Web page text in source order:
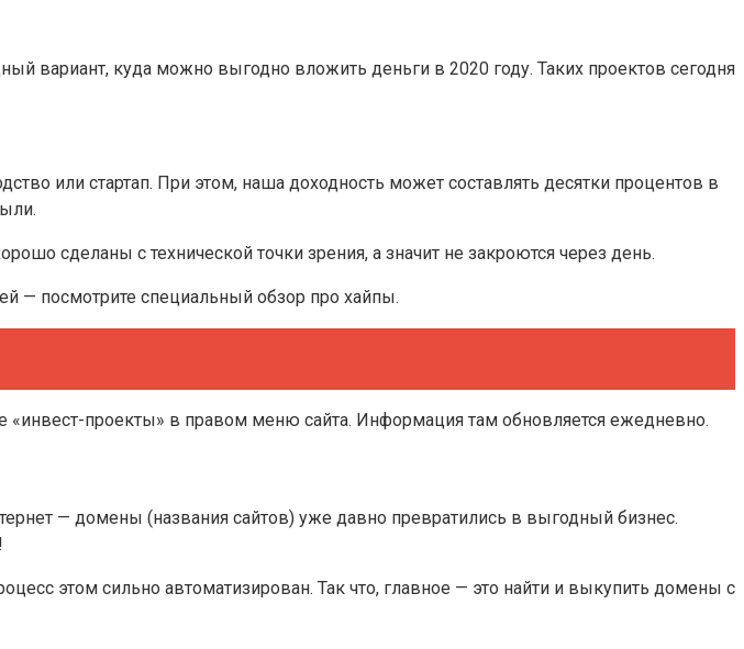
вариант, куда можно выгодно вложить деньги в 2020 году. Таких проектов сегодня
или стартап. При этом, наша доходность может составлять десятки процентов в
сделаны с технической точки зрения, а значит не закроются через день.
— посмотрите специальный обзор про хайпы.
проекты» в правом меню сайта. Информация там обновляется ежедневно.
— домены (названия сайтов) уже давно превратились в выгодный бизнес.
этом сильно автоматизирован. Так что, главное — это найти и выкупить домены с